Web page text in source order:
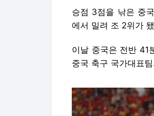
승점 3점을 낚은 중
에서 밀려 조 2위가
이날 중국은 전반 41
중국 축구 국가대표